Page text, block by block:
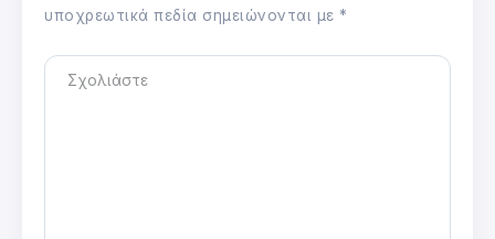
υποχρεωτικά πεδία σημειώνονται με *